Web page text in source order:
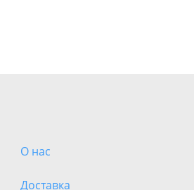
О нас
Доставка